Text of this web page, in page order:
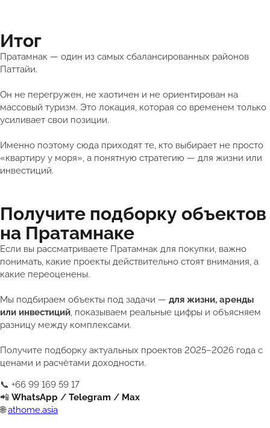
Итог
Пратамнак — один из самых сбалансированных районов
Паттайи.
Он не перегружен, не хаотичен и не ориентирован на
массовый туризм. Это локация, которая со временем только
усиливает свои позиции.
Именно поэтому сюда приходят те, кто выбирает не просто
«квартиру у моря», а понятную стратегию — для жизни или
инвестиций.
Получите подборку объектов
на Пратамнаке
Если вы рассматриваете Пратамнак для покупки, важно
понимать, какие проекты действительно стоят внимания, а
какие переоценены.
Мы подбираем объекты под задачи — для жизни, аренды
или инвестиций, показываем реальные цифры и объясняем
разницу между комплексами.
Получите подборку актуальных проектов 2025–2026 года с
ценами и расчётами доходности.
📞 +66 99 169 59 17
📲 WhatsApp / Telegram / Max
🌐 athome.asia